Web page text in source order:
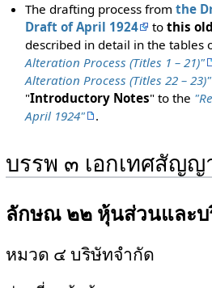
The drafting process fromthe
Draft of April 1924
tothis
described in detail in the tables
Alteration Process (Titles 1 – 21)"
Alteration Process (Titles 22 – 23)"
"Introductory Notes" to the
April 1924"
.
บรรพ ๓ เอกเทศสัญญ
ลักษณ ๒๒ หุ้นส่วนและบ
หมวด ๔ บริษัทจำกัด